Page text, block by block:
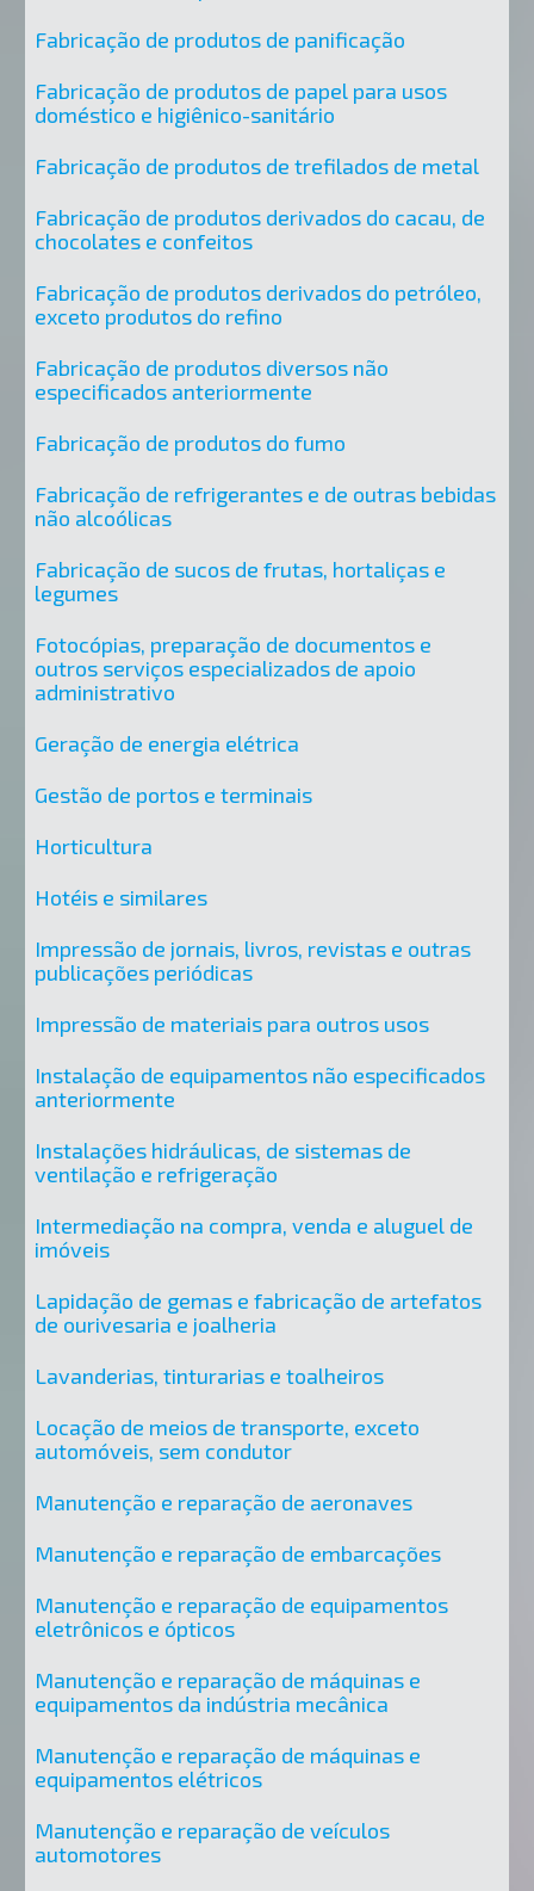
Fabricação de produtos de panificação
Fabricação de produtos de papel para usos
doméstico e higiênico-sanitário
Fabricação de produtos de trefilados de metal
Fabricação de produtos derivados do cacau, de
chocolates e confeitos
Fabricação de produtos derivados do petróleo,
exceto produtos do refino
Fabricação de produtos diversos não
especificados anteriormente
Fabricação de produtos do fumo
Fabricação de refrigerantes e de outras bebidas
não alcoólicas
Fabricação de sucos de frutas, hortaliças e
legumes
Fotocópias, preparação de documentos e
outros serviços especializados de apoio
administrativo
Geração de energia elétrica
Gestão de portos e terminais
Horticultura
Hotéis e similares
Impressão de jornais, livros, revistas e outras
publicações periódicas
Impressão de materiais para outros usos
Instalação de equipamentos não especificados
anteriormente
Instalações hidráulicas, de sistemas de
ventilação e refrigeração
Intermediação na compra, venda e aluguel de
imóveis
Lapidação de gemas e fabricação de artefatos
de ourivesaria e joalheria
Lavanderias, tinturarias e toalheiros
Locação de meios de transporte, exceto
automóveis, sem condutor
Manutenção e reparação de aeronaves
Manutenção e reparação de embarcações
Manutenção e reparação de equipamentos
eletrônicos e ópticos
Manutenção e reparação de máquinas e
equipamentos da indústria mecânica
Manutenção e reparação de máquinas e
equipamentos elétricos
Manutenção e reparação de veículos
automotores